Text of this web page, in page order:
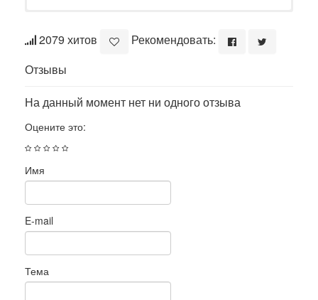
2079 хитов
Рекомендовать:
Отзывы
На данный момент нет ни одного отзыва
Оцените это:
Имя
E-mail
Тема